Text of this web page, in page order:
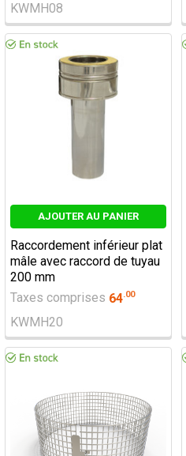
KWMH08
AJOUTER AU PANIER
Raccordement inférieur plat
mâle avec raccord de tuyau
200 mm
Taxes comprises 64.00
KWMH20